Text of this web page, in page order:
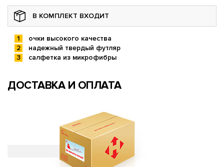
В КОМПЛЕКТ ВХОДИТ
очки высокого качества
надежный твердый футляр
салфетка из микрофибры
ДОСТАВКА И ОПЛАТА